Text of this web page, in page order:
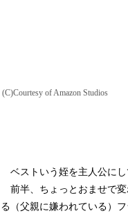
(C)Courtesy of Amazon Studios
ベストいう姪を主人公にし
前半、ちょっとおませで
る（父親に嫌われている）